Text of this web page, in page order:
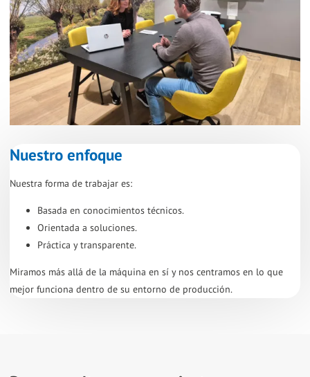
Nuestro enfoque
Nuestra forma de trabajar es:
Basada en conocimientos técnicos.
Orientada a soluciones.
Práctica y transparente.
Miramos más allá de la máquina en sí y nos centramos en lo que
mejor funciona dentro de su entorno de producción.